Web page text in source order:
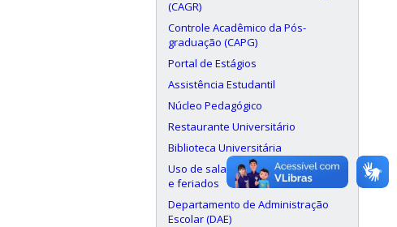
(CAGR)
Controle Acadêmico da Pós-
graduação (CAPG)
Portal de Estágios
Assistência Estudantil
Núcleo Pedagógico
Restaurante Universitário
Biblioteca Universitária
Uso de salas aos finais de semana
e feriados
Departamento de Administração
Escolar (DAE)